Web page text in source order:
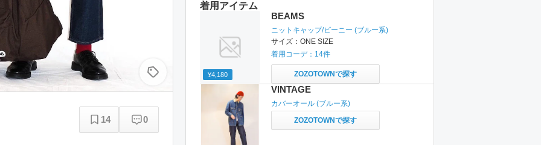
14 0
着用アイテム
¥4,180
BEAMS
ニットキャップ/ビーニー (ブルー系)
サイズ： ONE SIZE
着用コーデ： 14件
ZOZOTOWNで探す
VINTAGE
カバーオール (ブルー系)
ZOZOTOWNで探す